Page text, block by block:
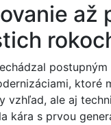
až
ktoré
vzhľad, ale aj
kára s prvou